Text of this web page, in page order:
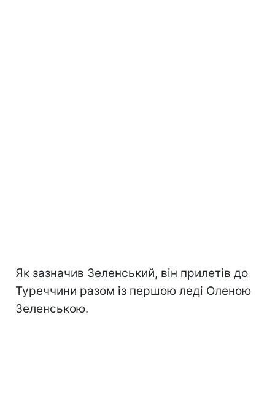
Як зазначив Зеленський, він прилетів до
Туреччини разом із першою леді Оленою
Зеленською.